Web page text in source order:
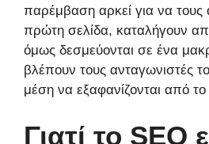
παρέμβαση αρκεί για να τους
πρώτη σελίδα, καταλήγουν
όμως δεσμεύονται σε ένα
βλέπουν τους ανταγωνιστές
μέση να εξαφανίζονται από
Γιατί το SEO